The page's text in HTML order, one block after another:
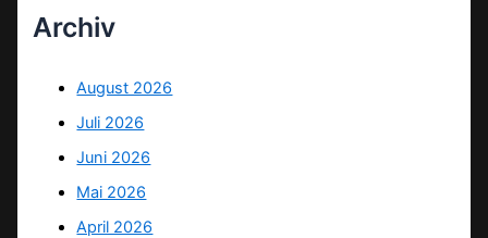
Archiv
August 2026
Juli 2026
Juni 2026
Mai 2026
April 2026